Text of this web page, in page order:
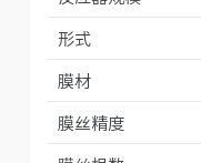
形式
膜材
膜丝精度